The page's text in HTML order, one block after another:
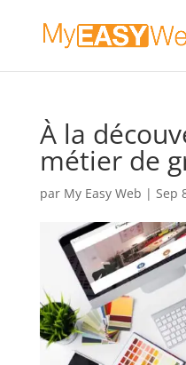
À la
métier de
par My Easy Web | Sep